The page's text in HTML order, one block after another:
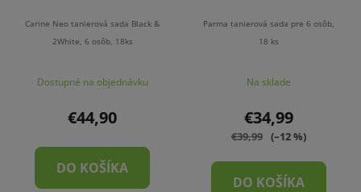
Carine Neo tanierová sada Black &
2White, 6 osôb, 18ks
Dostupné na objednávku
€44,90
DO KOŠÍKA
Parma tanierová sada pre 6 osôb,
18 ks
Na sklade
€34,99
€39,99 (–12 %)
DO KOŠÍKA